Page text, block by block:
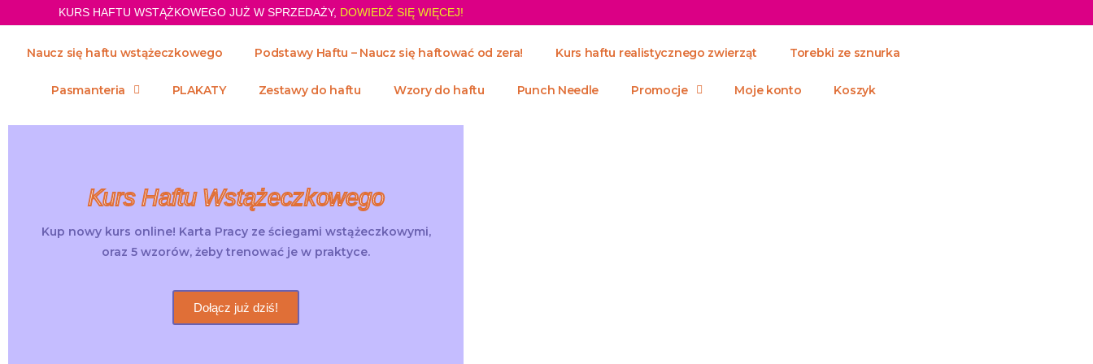
KURS HAFTU WSTĄŻKOWEGO JUŻ W SPRZEDAŻY, DOWIEDŹ SIĘ WIĘCEJ!
Naucz się haftu wstążeczkowego Podstawy Haftu – Naucz się haftować od zera! Kurs haftu realistycznego zwierząt Torebki ze sznurka
Pasmanteria PLAKATY Zestawy do haftu Wzory do haftu Punch Needle Promocje Moje konto Koszyk
Kurs Haftu Wstążeczkowego
Kup nowy kurs online! Karta Pracy ze ściegami wstążeczkowymi,
oraz 5 wzorów, żeby trenować je w praktyce.
Dołącz już dziś!